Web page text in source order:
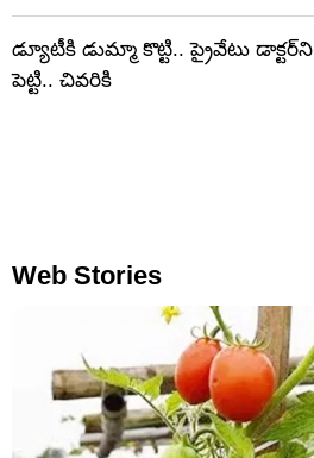
డ్యూటీకి డుమ్మా కొట్టి.. ప్రైవేటు డాక్టర్‌ని
పెట్టి.. చివరికి
Web Stories